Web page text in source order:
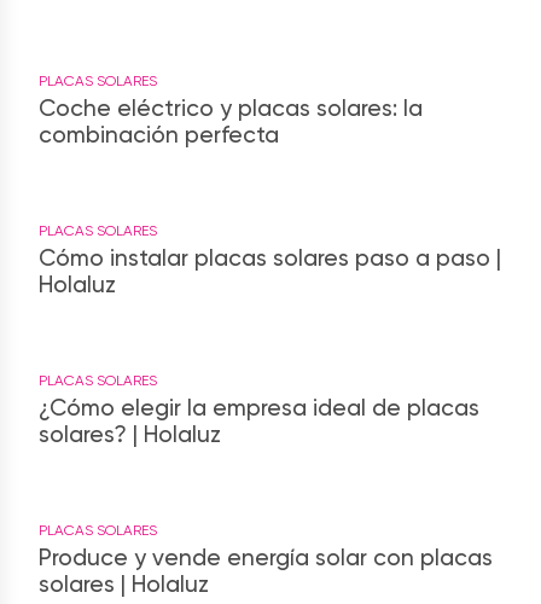
PLACAS SOLARES
Coche eléctrico y placas solares: la
combinación perfecta
PLACAS SOLARES
Cómo instalar placas solares paso a paso |
Holaluz
PLACAS SOLARES
¿Cómo elegir la empresa ideal de placas
solares? | Holaluz
PLACAS SOLARES
Produce y vende energía solar con placas
solares | Holaluz